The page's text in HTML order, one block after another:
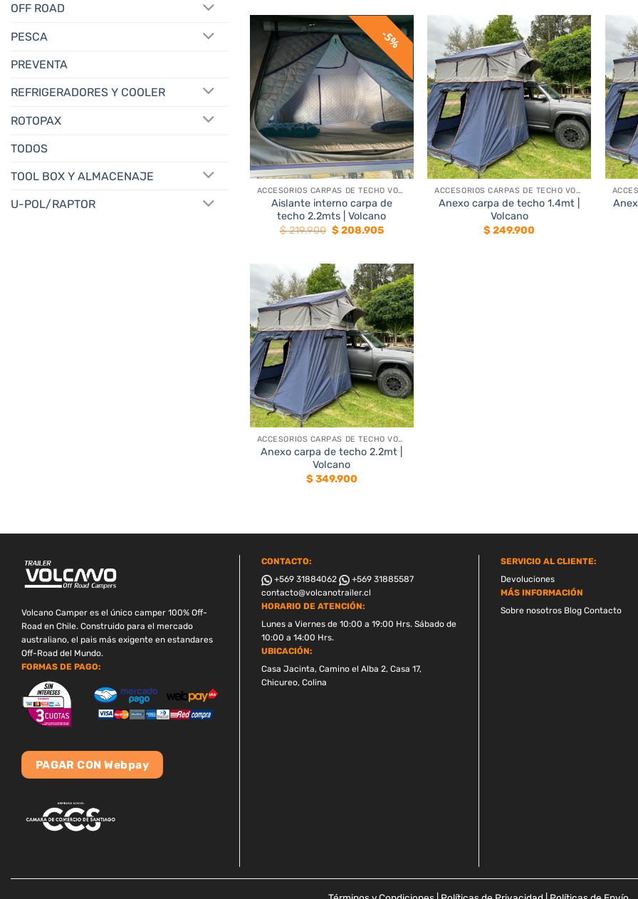
OFF ROAD
PESCA
PREVENTA
REFRIGERADORES Y COOLER
ROTOPAX
TODOS
TOOL BOX Y ALMACENAJE
U-POL/RAPTOR
5%
+
ACCESORIOS CARPAS DE TECHO VOLCANO
Aislante interno carpa de
techo 2.2mts | Volcano
$219.900 El
$ 219.900.
$ 208.905El
$ 208.905.
+
ACCESORIOS CARPAS DE TECHO VOLCANO
Anexo carpa de techo 1.4mt |
Volcano
$ 249.900
+
+
ACCESORIOS CARPAS DE TECHO VOLCANO
Anexo carpa de techo 2.2mt |
Volcano
$ 349.900
Volcano Camper es el único camper 100% Off-
Road en Chile. Construido para el mercado
australiano, el pais más exigente en estandares
Off-Road del Mundo.
FORMAS DE PAGO:
PAGAR CON Webpay
CONTACTO:
+569 31884062
+569 31885587
contacto@volcanotrailer.cl
HORARIO DE ATENCIÓN:
Lunes a Viernes de 10:00 a 19:00 Hrs. Sábado de
10:00 a 14:00 Hrs.
UBICACIÓN:
Casa Jacinta, Camino el Alba 2, Casa 17,
Chicureo, Colina
SERVICIO AL CLIENTE:
Devoluciones
MÁS INFORMACIÓN
Sobre nosotros Blog Contacto